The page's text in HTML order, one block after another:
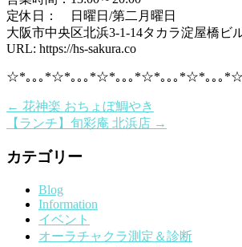
定休日： 日曜日/第二月曜日
大阪市中央区北浜3-1-14タカラ淀屋橋ビ
URL: https://hs-sakura.co
☆*｡｡｡*☆*｡｡｡*☆*｡｡｡*☆*｡｡｡*☆*｡｡｡
← 花神楽 おちょぼ鯛やき
【ランチ】旬彩庵 北浜店 →
カテゴリー
Blog
Information
イベント
オーラチャクラ測定＆診断